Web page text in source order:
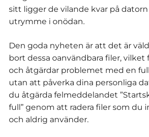
sitt ligger de vilande kvar på
utrymme i onödan.
Den goda nyheten är att det är
bort dessa oanvändbara filer,
och åtgärdar problemet med en
utan att påverka dina personliga
du åtgärda felmeddelandet
full” genom att radera filer som du
och aldrig använder.